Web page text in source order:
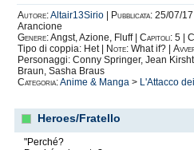
Autore:Altair13Sirio Pubblicata: 25/07/
Arancione
Genere:Angst, Azione, Fluff | Capitoli: 5 |
Tipo di coppia: Het |
Note: What if? |
Personaggi: Conny Springer, Jean
Braun, Sasha Braus
Categoria:Anime & Manga > L'Attacco
Heroes/Fratello
"Perché?